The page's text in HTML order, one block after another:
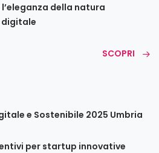
della natura
SCOPRI
e Sostenibile 2025 Umbria
per startup innovative